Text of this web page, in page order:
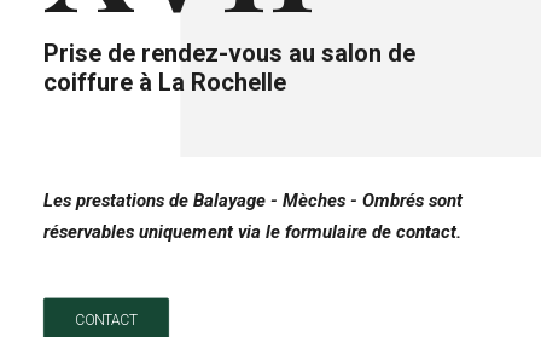
Prise de rendez-vous au salon de
coiffure à La Rochelle
Les prestations de Balayage - Mèches - Ombrés sont
réservables uniquement via le formulaire de contact.
CONTACT